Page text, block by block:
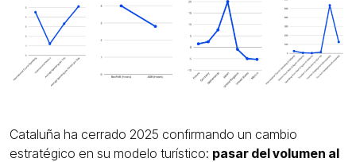
Cataluña ha cerrado 2025 confirmando un cambio
estratégico en su modelo turístico: pasar del volumen al